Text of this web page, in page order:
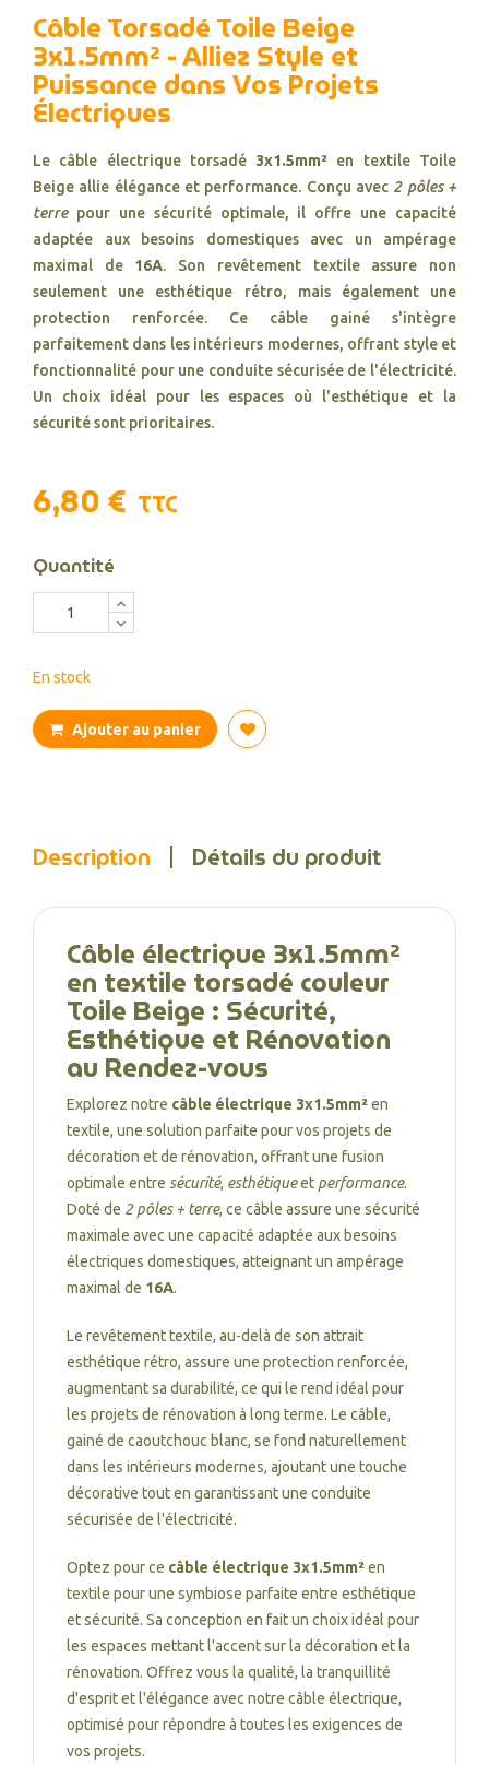
Câble Torsadé Toile Beige
3x1.5mm² - Alliez Style et
Puissance dans Vos Projets
Électriques
Le câble électrique torsadé 3x1.5mm² en textile Toile
Beige allie élégance et performance. Conçu avec 2 pôles +
terrepour une sécurité optimale, il offre une capacité
adaptée aux besoins domestiques avec un ampérage
maximal de 16A. Son revêtement textile assure non
seulement une esthétique rétro, mais également une
protection renforcée. Ce câble gainé s'intègre
parfaitement dans les intérieurs modernes, offrant style et
fonctionnalité pour une conduite sécurisée de l'électricité.
Un choix idéal pour les espaces où l'esthétique et la
sécurité sont prioritaires.
6,80 € TTC
Quantité
En stock
Ajouter au panier
Description Détails du produit
Câble électrique 3x1.5mm²
en textile torsadé couleur
Toile Beige : Sécurité,
Esthétique et Rénovation
au Rendez-vous
Explorez notre câble électrique 3x1.5mm²en
textile, une solution parfaite pour vos projets de
décoration et de rénovation, offrant une fusion
optimale entre sécurité, esthétiqueet performance.
Doté de 2 pôles + terre, ce câble assure une sécurité
maximale avec une capacité adaptée aux besoins
électriques domestiques, atteignant un ampérage
maximal de 16A.
Le revêtement textile, au-delà de son attrait
esthétique rétro, assure une protection renforcée,
augmentant sa durabilité, ce qui le rend idéal pour
les projets de rénovation à long terme. Le câble,
gainé de caoutchouc blanc, se fond naturellement
dans les intérieurs modernes, ajoutant une touche
décorative tout en garantissant une conduite
sécurisée de l'électricité.
Optez pour ce câble électrique 3x1.5mm²en
textile pour une symbiose parfaite entre esthétique
et sécurité. Sa conception en fait un choix idéal pour
les espaces mettant l'accent sur la décoration et la
rénovation. Offrez vous la qualité, la tranquillité
d'esprit et l'élégance avec notre câble électrique,
optimisé pour répondre à toutes les exigences de
vos projets.